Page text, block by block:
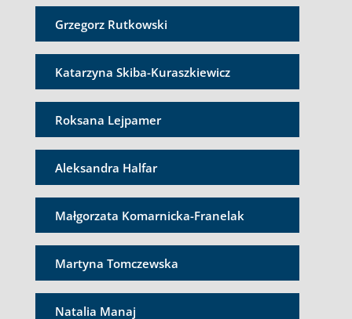
Grzegorz Rutkowski
Katarzyna Skiba-Kuraszkiewicz
Roksana Lejpamer
Aleksandra Halfar
Małgorzata Komarnicka-Franelak
Martyna Tomczewska
Natalia Manaj